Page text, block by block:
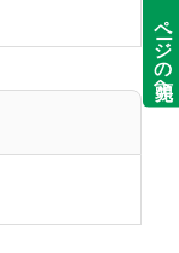
ページの先頭へ